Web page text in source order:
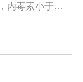
内毒素小于
兽药典》2020
500ml/瓶保
1、解冻：采用
少沉淀的产生